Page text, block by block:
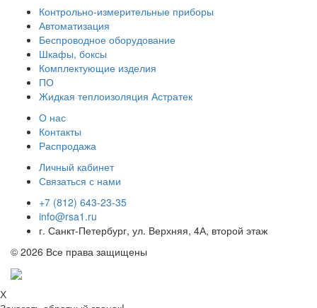
Контрольно-измерительные приборы
Автоматизация
Беспроводное оборудование
Шкафы, боксы
Комплектующие изделия
ПО
Жидкая теплоизоляция Астратек
О нас
Контакты
Распродажа
Личный кабинет
Связаться с нами
+7 (812) 643-23-35
info@rsa1.ru
г. Санкт-Петербург, ул. Верхняя, 4А, второй этаж
© 2026 Все права защищены
Х